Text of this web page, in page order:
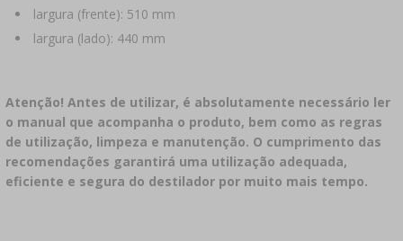
largura (frente): 510 mm
largura (lado): 440 mm
Atenção! Antes de utilizar, é absolutamente necessário ler
o manual que acompanha o produto, bem como as regras
de utilização, limpeza e manutenção. O cumprimento das
recomendações garantirá uma utilização adequada,
eficiente e segura do destilador por muito mais tempo.